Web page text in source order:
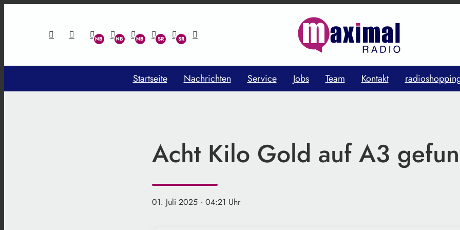
Startseite Nachrichten Service Jobs Team Kontakt
Acht Kilo Gold auf A3
01. Juli 2025 · 04:21 Uhr